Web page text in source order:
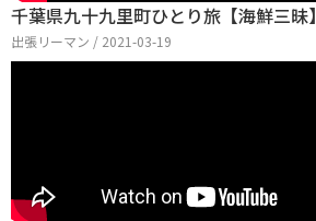
千葉県九十九里町ひとり旅【海鮮三昧】
出張リーマン / 2021-03-19